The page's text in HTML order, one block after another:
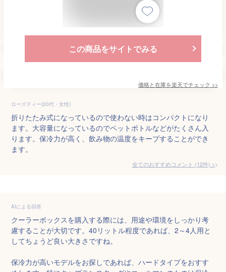
この商品をサイトでみる
価格と在庫を楽天でチェック >>
ローズティー(20代・女性)
折りたたみ式になっているので使わない時はコンパクトになり
ます。大容量になっているのでペットボトルなどがたくさん入
ります。保冷力が高く、飲み物の温度をキープすることができ
ます。
全てのおすすめコメント (12件) >
AIによる回答
クーラーボックスを購入する際には、用途や環境をしっかり考
慮することが大切です。40リットル程度であれば、2～4人用と
してちょうど良い大きさですね。
保冷力が高いモデルをお探しであれば、ハードタイプをおすす